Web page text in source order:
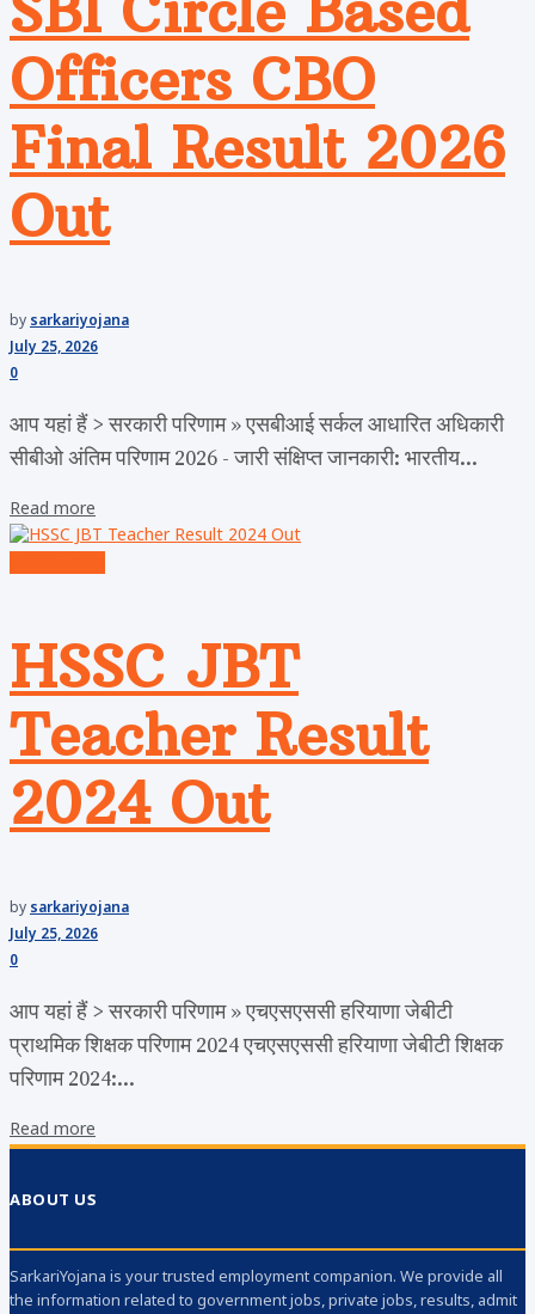
Officers CBO
Final Result 2026
Out
by sarkariyojana
July 25, 2026
0
आप यहां हैं > सरकारी परिणाम » एसबीआई सर्कल आधारित अधिकारी
सीबीओ अंतिम परिणाम 2026 - जारी संक्षिप्त जानकारी: भारतीय...
Read more
HSSC JBT
Teacher Result
2024 Out
by sarkariyojana
July 25, 2026
0
आप यहां हैं > सरकारी परिणाम » एचएसएससी हरियाणा जेबीटी
प्राथमिक शिक्षक परिणाम 2024 एचएसएससी हरियाणा जेबीटी शिक्षक
परिणाम 2024:...
Read more
ABOUT US
SarkariYojana is your trusted employment companion. We provide all
the information related to government jobs, private jobs, results, admit